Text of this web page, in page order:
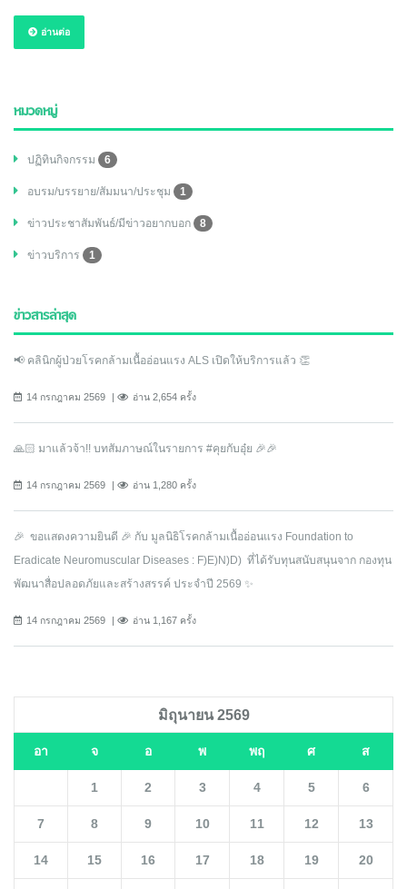
อ่านต่อ
หมวดหมู่
ปฏิทินกิจกรรม 6
อบรม/บรรยาย/สัมมนา/ประชุม 1
ข่าวประชาสัมพันธ์/มีข่าวอยากบอก 8
ข่าวบริการ 1
ข่าวสารล่าสุด
📢 คลินิกผู้ป่วยโรคกล้ามเนื้ออ่อนแรง ALS เปิดให้บริการแล้ว 👏
14 กรกฎาคม 2569 อ่าน 2,654 ครั้ง
🙏🏻 มาแล้วจ้า!! บทสัมภาษณ์ในรายการ #คุยกับอุ๋ย 🎉🎉
14 กรกฎาคม 2569 อ่าน 1,280 ครั้ง
🎉 ขอแสดงความยินดี 🎉 กับ มูลนิธิโรคกล้ามเนื้ออ่อนแรง Foundation to
Eradicate Neuromuscular Diseases : F)E)N)D) ที่ได้รับทุนสนับสนุนจาก กองทุน
พัฒนาสื่อปลอดภัยและสร้างสรรค์ ประจำปี 2569 ✨
14 กรกฎาคม 2569 อ่าน 1,167 ครั้ง
มิถุนายน 2569
อา จ อ พ พฤ ศ ส
1 2 3 4 5 6
7 8 9 10 11 12 13
14 15 16 17 18 19 20